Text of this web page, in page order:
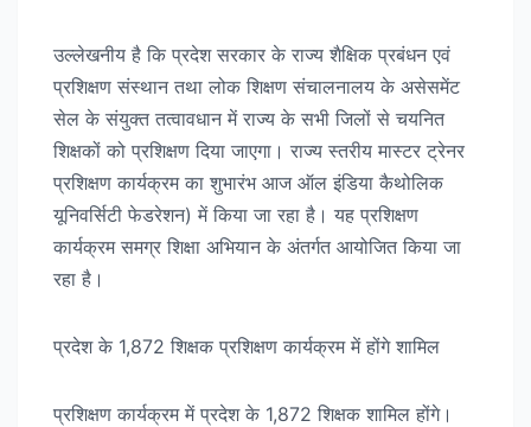
उल्लेखनीय है कि प्रदेश सरकार के राज्य शैक्षिक प्रबंधन एवं
प्रशिक्षण संस्थान तथा लोक शिक्षण संचालनालय के असेसमेंट
सेल के संयुक्त तत्वावधान में राज्य के सभी जिलों से चयनित
शिक्षकों को प्रशिक्षण दिया जाएगा। राज्य स्तरीय मास्टर ट्रेनर
प्रशिक्षण कार्यक्रम का शुभारंभ आज ऑल इंडिया कैथोलिक
यूनिवर्सिटी फेडरेशन) में किया जा रहा है। यह प्रशिक्षण
कार्यक्रम समग्र शिक्षा अभियान के अंतर्गत आयोजित किया जा
रहा है।
प्रदेश के 1,872 शिक्षक प्रशिक्षण कार्यक्रम में होंगे शामिल
प्रशिक्षण कार्यक्रम में प्रदेश के 1,872 शिक्षक शामिल होंगे।